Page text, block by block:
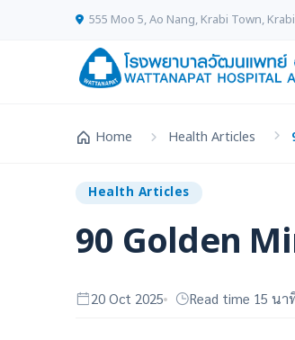
555 Moo 5, Ao Nang, Krabi Town,
Home Health Articles
Health Articles
90 Golden
20 Oct 2025 Read time 15 นา